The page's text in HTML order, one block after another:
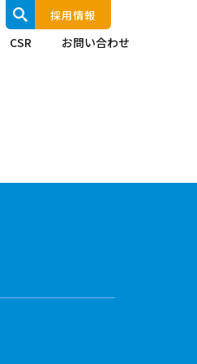
CSR お問い合わせ
採用情報